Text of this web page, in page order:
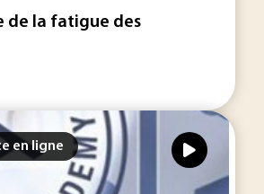
de la fatigue des
en ligne